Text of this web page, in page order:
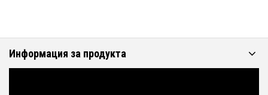
Информация за продукта